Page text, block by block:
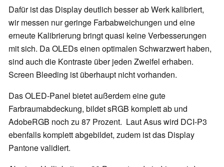
Dafür ist das Display deutlich besser ab Werk kalibriert,
wir messen nur geringe Farbabweichungen und eine
erneute Kalibrierung bringt quasi keine Verbesserungen
mit sich. Da OLEDs einen optimalen Schwarzwert haben,
sind auch die Kontraste über jeden Zweifel erhaben.
Screen Bleeding ist überhaupt nicht vorhanden.
Das OLED-Panel bietet außerdem eine gute
Farbraumabdeckung, bildet sRGB komplett ab und
AdobeRGB noch zu 87 Prozent. Laut Asus wird DCI-P3
ebenfalls komplett abgebildet, zudem ist das Display
Pantone validiert.